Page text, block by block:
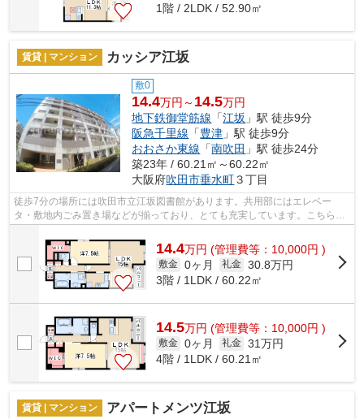
1階 / 2LDK / 52.90㎡
賃貸 | マンション カッシア江坂
敷0
14.4万円～ 14.5万円
地下鉄御堂筋線 「江坂 」駅 徒歩9分
阪急千里線 「豊津 」駅 徒歩9分
おおさか東線 「南吹田 」駅 徒歩24分
築23年 / 60.21㎡～60.22㎡
大阪府吹田市垂水町３丁目
徒歩7分の場所には吹田市立江坂図書館があります。共用部にはエレベー
タ・敷地内ごみ置き場などが揃っており、とても充実しています。こちらの
14.4万円 (管理費等：10,000円 )
敷金 0ヶ月 礼金 30.8万円
3階 / 1LDK / 60.22㎡
14.5万円 (管理費等：10,000円 )
敷金 0ヶ月 礼金 31万円
4階 / 1LDK / 60.21㎡
賃貸 | マンション アパートメンツ江坂